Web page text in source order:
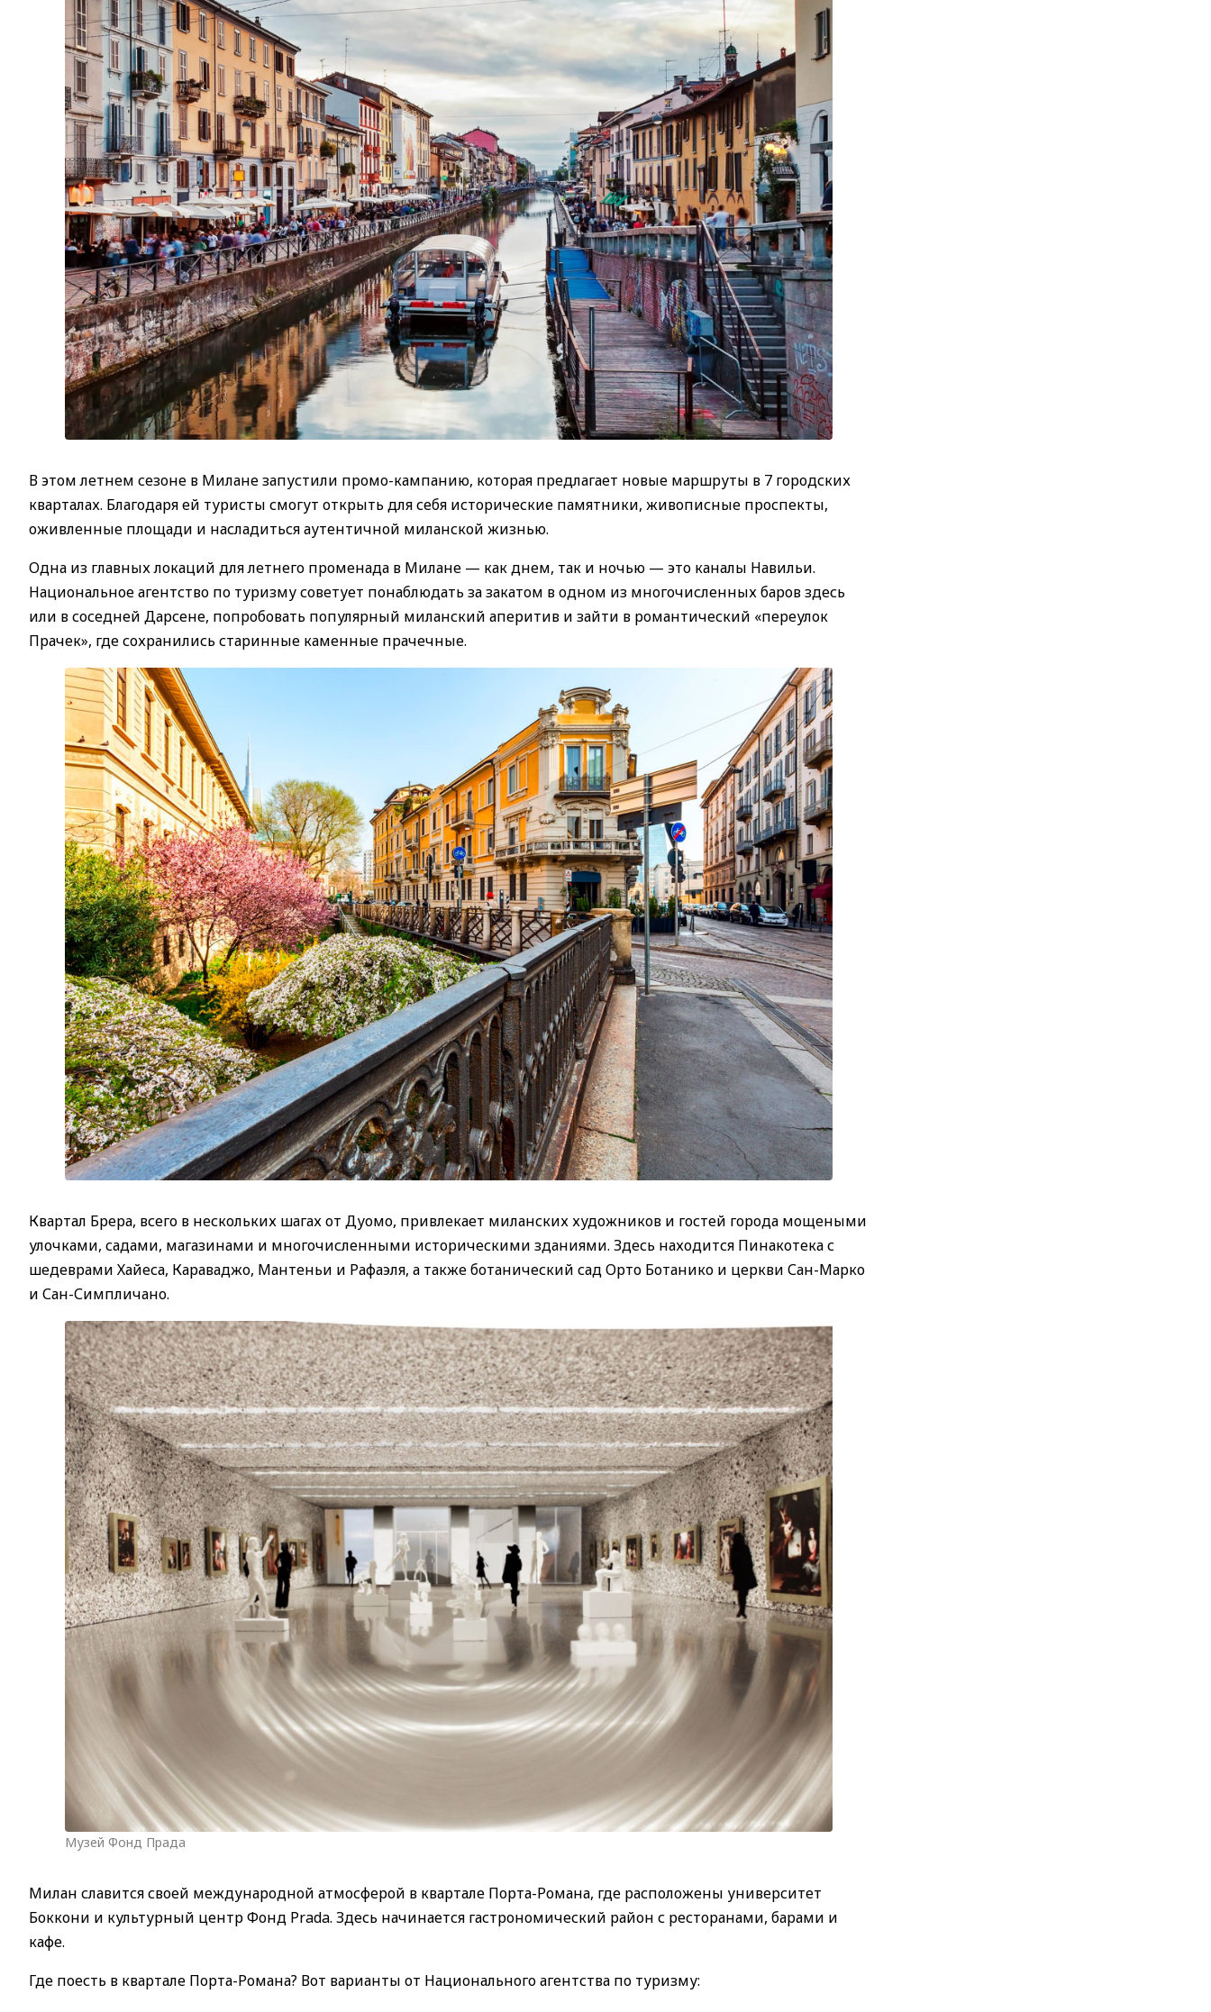
В этом летнем сезоне в Милане запустили промо-кампанию, которая предлагает новые маршруты в 7 городских
кварталах. Благодаря ей туристы смогут открыть для себя исторические памятники, живописные проспекты,
оживленные площади и насладиться аутентичной миланской жизнью.
Одна из главных локаций для летнего променада в Милане — как днем, так и ночью — это каналы Навильи.
Национальное агентство по туризму советует понаблюдать за закатом в одном из многочисленных баров здесь
или в соседней Дарсене, попробовать популярный миланский аперитив и зайти в романтический «переулок
Прачек», где сохранились старинные каменные прачечные.
Квартал Брера, всего в нескольких шагах от Дуомо, привлекает миланских художников и гостей города мощеными
улочками, садами, магазинами и многочисленными историческими зданиями. Здесь находится Пинакотека с
шедеврами Хайеса, Караваджо, Мантеньи и Рафаэля, а также ботанический сад Орто Ботанико и церкви Сан-Марко
и Сан-Симпличано.
Музей Фонд Прада
Милан славится своей международной атмосферой в квартале Порта-Романа, где расположены университет
Боккони и культурный центр Фонд Prada. Здесь начинается гастрономический район с ресторанами, барами и
кафе.
Где поесть в квартале Порта-Романа? Вот варианты от Национального агентства по туризму: